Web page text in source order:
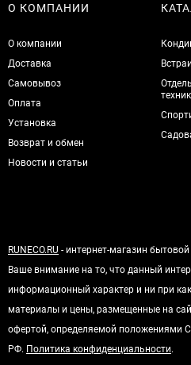
О КОМПАНИИ
О компании
Доставка
Самовывоз
Оплата
Установка
Возврат и обмен
Новости и статьи
RUNECO.RU - интернет-магазин
Ваше внимание на то, что данный
информационный характер и ни при
материалы и цены, размещенные на
офертой, определяемой положениями
РФ. Политика конфиденциальности.